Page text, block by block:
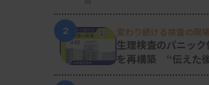
2
変わり続ける検査の現
生病院
生理検査のパニッ
を再構築 “伝えた